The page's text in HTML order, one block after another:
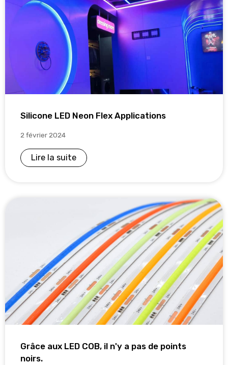
Silicone LED Neon Flex Applications
2 février 2024
Lire la suite
Grâce aux LED COB, il n'y a pas de points
noirs.